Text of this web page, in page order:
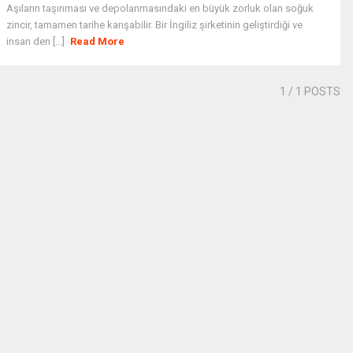
Aşıların taşınması ve depolanmasındaki en büyük zorluk olan soğuk
zincir, tamamen tarihe karışabilir. Bir İngiliz şirketinin geliştirdiği ve
insan den [...]
Read More
1 / 1 POSTS